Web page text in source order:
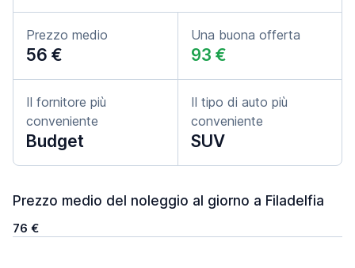
Prezzo medio
56 €
Una buona offerta
93 €
Il fornitore più
conveniente
Budget
Il tipo di auto più
conveniente
SUV
Prezzo medio del noleggio al giorno a Filadelfia
76 €